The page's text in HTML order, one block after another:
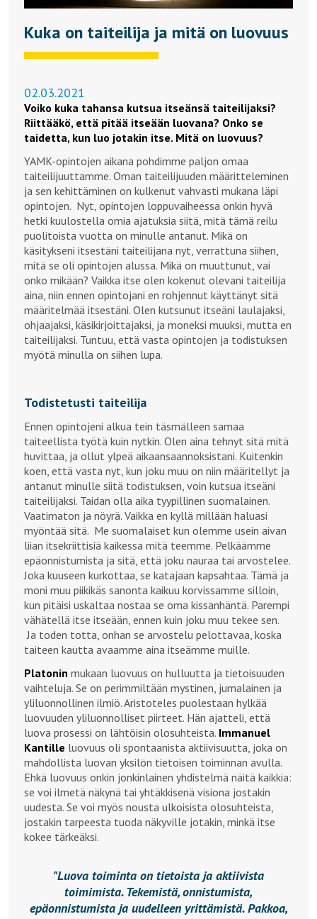
Kuka on taiteilija ja mitä on luovuus
02.03.2021
Voiko kuka tahansa kutsua itseänsä taiteilijaksi?
Riittääkö, että pitää itseään luovana? Onko se
taidetta, kun luo jotakin itse. Mitä on luovuus?
YAMK-opintojen aikana pohdimme paljon omaa
taiteilijuuttamme. Oman taiteilijuuden määritteleminen
ja sen kehittäminen on kulkenut vahvasti mukana läpi
opintojen. Nyt, opintojen loppuvaiheessa onkin hyvä
hetki kuulostella omia ajatuksia siitä, mitä tämä reilu
puolitoista vuotta on minulle antanut. Mikä on
käsitykseni itsestäni taiteilijana nyt, verrattuna siihen,
mitä se oli opintojen alussa. Mikä on muuttunut, vai
onko mikään? Vaikka itse olen kokenut olevani taiteilija
aina, niin ennen opintojani en rohjennut käyttänyt sitä
määritelmää itsestäni. Olen kutsunut itseäni laulajaksi,
ohjaajaksi, käsikirjoittajaksi, ja moneksi muuksi, mutta en
taiteilijaksi. Tuntuu, että vasta opintojen ja todistuksen
myötä minulla on siihen lupa.
Todistetusti taiteilija
Ennen opintojeni alkua tein täsmälleen samaa
taiteellista työtä kuin nytkin. Olen aina tehnyt sitä mitä
huvittaa, ja ollut ylpeä aikaansaannoksistani. Kuitenkin
koen, että vasta nyt, kun joku muu on niin määritellyt ja
antanut minulle siitä todistuksen, voin kutsua itseäni
taiteilijaksi. Taidan olla aika tyypillinen suomalainen.
Vaatimaton ja nöyrä. Vaikka en kyllä millään haluasi
myöntää sitä. Me suomalaiset kun olemme usein aivan
liian itsekriittisiä kaikessa mitä teemme. Pelkäämme
epäonnistumista ja sitä, että joku nauraa tai arvostelee.
Joka kuuseen kurkottaa, se katajaan kapsahtaa. Tämä ja
moni muu piikikäs sanonta kaikuu korvissamme silloin,
kun pitäisi uskaltaa nostaa se oma kissanhäntä. Parempi
vähätellä itse itseään, ennen kuin joku muu tekee sen.
Ja toden totta, onhan se arvostelu pelottavaa, koska
taiteen kautta avaamme aina itseämme muille.
Platonin mukaan luovuus on hulluutta ja tietoisuuden
vaihteluja. Se on perimmiltään mystinen, jumalainen ja
yliluonnollinen ilmiö. Aristoteles puolestaan hylkää
luovuuden yliluonnolliset piirteet. Hän ajatteli, että
luova prosessi on lähtöisin olosuhteista. Immanuel
Kantille luovuus oli spontaanista aktiivisuutta, joka on
mahdollista luovan yksilön tietoisen toiminnan avulla.
Ehkä luovuus onkin jonkinlainen yhdistelmä näitä kaikkia:
se voi ilmetä näkynä tai yhtäkkisenä visiona jostakin
uudesta. Se voi myös nousta ulkoisista olosuhteista,
jostakin tarpeesta tuoda näkyville jotakin, minkä itse
kokee tärkeäksi.
Luova toiminta on tietoista ja aktiivista
toimimista. Tekemistä, onnistumista,
epäonnistumista ja uudelleen yrittämistä. Pakkoa,